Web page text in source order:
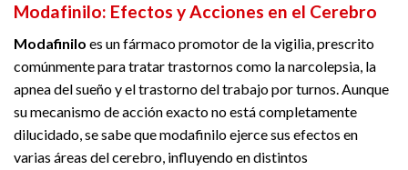
Modafinilo: Efectos y Acciones en el Cerebro
Modafinilo es un fármaco promotor de la vigilia, prescrito
comúnmente para tratar trastornos como la narcolepsia, la
apnea del sueño y el trastorno del trabajo por turnos. Aunque
su mecanismo de acción exacto no está completamente
dilucidado, se sabe que modafinilo ejerce sus efectos en
varias áreas del cerebro, influyendo en distintos